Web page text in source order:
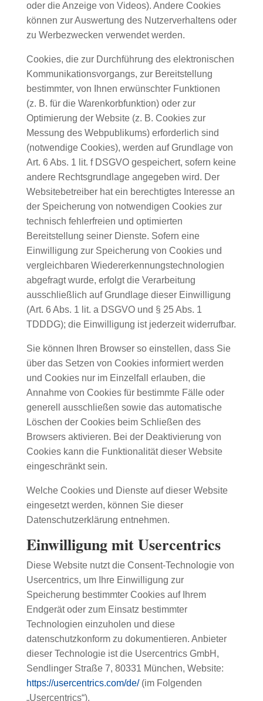
oder die Anzeige von Videos). Andere Cookies
können zur Auswertung des Nutzerverhaltens oder
zu Werbezwecken verwendet werden.
Cookies, die zur Durchführung des elektronischen
Kommunikationsvorgangs, zur Bereitstellung
bestimmter, von Ihnen erwünschter Funktionen
(z. B. für die Warenkorbfunktion) oder zur
Optimierung der Website (z. B. Cookies zur
Messung des Webpublikums) erforderlich sind
(notwendige Cookies), werden auf Grundlage von
Art. 6 Abs. 1 lit. f DSGVO gespeichert, sofern keine
andere Rechtsgrundlage angegeben wird. Der
Websitebetreiber hat ein berechtigtes Interesse an
der Speicherung von notwendigen Cookies zur
technisch fehlerfreien und optimierten
Bereitstellung seiner Dienste. Sofern eine
Einwilligung zur Speicherung von Cookies und
vergleichbaren Wiedererkennungstechnologien
abgefragt wurde, erfolgt die Verarbeitung
ausschließlich auf Grundlage dieser Einwilligung
(Art. 6 Abs. 1 lit. a DSGVO und § 25 Abs. 1
TDDDG); die Einwilligung ist jederzeit widerrufbar.
Sie können Ihren Browser so einstellen, dass Sie
über das Setzen von Cookies informiert werden
und Cookies nur im Einzelfall erlauben, die
Annahme von Cookies für bestimmte Fälle oder
generell ausschließen sowie das automatische
Löschen der Cookies beim Schließen des
Browsers aktivieren. Bei der Deaktivierung von
Cookies kann die Funktionalität dieser Website
eingeschränkt sein.
Welche Cookies und Dienste auf dieser Website
eingesetzt werden, können Sie dieser
Datenschutzerklärung entnehmen.
Einwilligung mit Usercentrics
Diese Website nutzt die Consent-Technologie von
Usercentrics, um Ihre Einwilligung zur
Speicherung bestimmter Cookies auf Ihrem
Endgerät oder zum Einsatz bestimmter
Technologien einzuholen und diese
datenschutzkonform zu dokumentieren. Anbieter
dieser Technologie ist die Usercentrics GmbH,
Sendlinger Straße 7, 80331 München, Website:
https://usercentrics.com/de/(im Folgenden
„Usercentrics“).